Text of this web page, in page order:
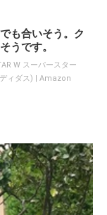
も合いそう。ク
うです。
W スーパースター
ィダス) | Amazon